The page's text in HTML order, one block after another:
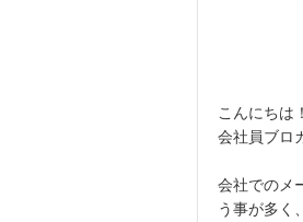
こんにちは！
会社員ブロ
会社でのメ
う事が多く